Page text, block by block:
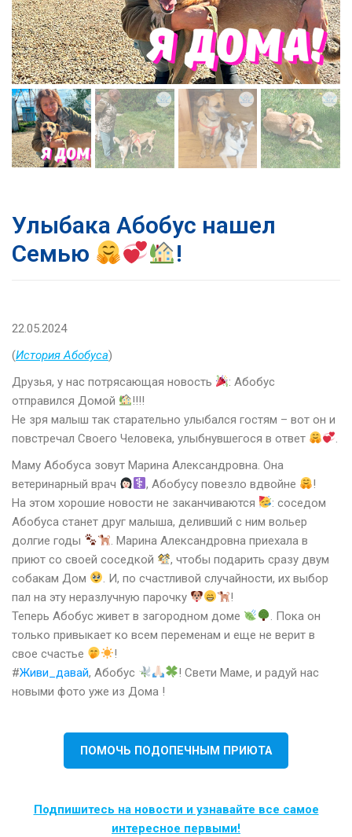
Улыбака Абобус нашел
Семью
!
22.05.2024
(История Абобуса)
Друзья, у нас потрясающая новость
: Абобус
отправился Домой
!!!!
Не зря малыш так старательно улыбался гостям – вот он и
повстречал Своего Человека, улыбнувшегося в ответ
.
Маму Абобуса зовут Марина Александровна. Она
ветеринарный врач
, Абобусу повезло вдвойне
!
На этом хорошие новости не заканчиваются
: соседом
Абобуса станет друг малыша, деливший с ним вольер
долгие годы
. Марина Александровна приехала в
приют со своей соседкой
, чтобы подарить сразу двум
собакам Дом
. И, по счастливой случайности, их выбор
пал на эту неразлучную парочку
!
Теперь Абобус живет в загородном доме
. Пока он
только привыкает ко всем переменам и еще не верит в
свое счастье
!
#Живи_давай, Абобус
! Свети Маме, и радуй нас
новыми фото уже из Дома !
ПОМОЧЬ ПОДОПЕЧНЫМ ПРИЮТА
Подпишитесь на новости и узнавайте все самое
интересное первыми!